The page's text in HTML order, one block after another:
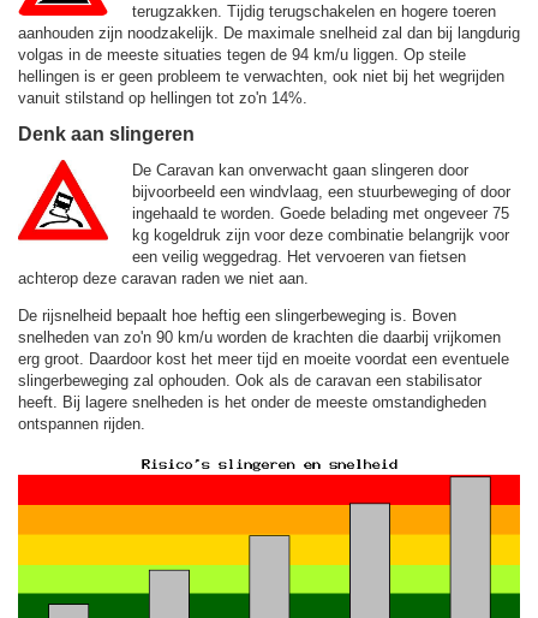
terugzakken. Tijdig terugschakelen en hogere toeren
aanhouden zijn noodzakelijk. De maximale snelheid zal dan bij langdurig
volgas in de meeste situaties tegen de 94 km/u liggen. Op steile
hellingen is er geen probleem te verwachten, ook niet bij het wegrijden
vanuit stilstand op hellingen tot zo'n 14%.
Denk aan slingeren
De Caravan kan onverwacht gaan slingeren door
bijvoorbeeld een windvlaag, een stuurbeweging of door
ingehaald te worden. Goede belading met ongeveer 75
kg kogeldruk zijn voor deze combinatie belangrijk voor
een veilig weggedrag. Het vervoeren van fietsen
achterop deze caravan raden we niet aan.
De rijsnelheid bepaalt hoe heftig een slingerbeweging is. Boven
snelheden van zo'n 90 km/u worden de krachten die daarbij vrijkomen
erg groot. Daardoor kost het meer tijd en moeite voordat een eventuele
slingerbeweging zal ophouden. Ook als de caravan een stabilisator
heeft. Bij lagere snelheden is het onder de meeste omstandigheden
ontspannen rijden.